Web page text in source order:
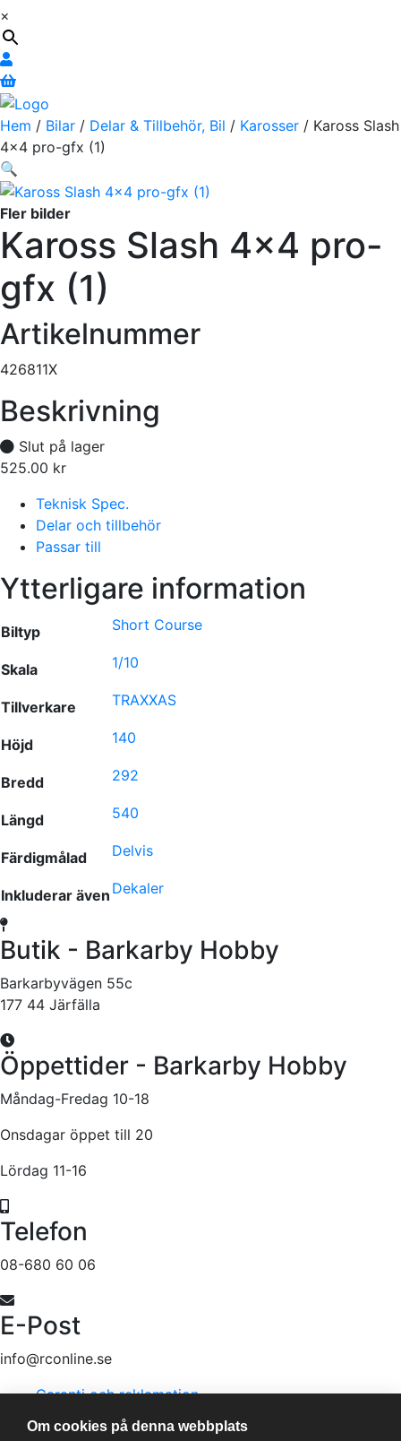
×
Hem / Bilar / Delar & Tillbehör, Bil / Karosser / Kaross Slash
4×4 pro-gfx (1)
🔍
Fler bilder
Kaross Slash 4×4 pro-
gfx (1)
Artikelnummer
426811X
Beskrivning
Slut på lager
525.00 kr
Teknisk Spec.
Delar och tillbehör
Passar till
Ytterligare information
Biltyp Short Course
Skala 1/10
Tillverkare TRAXXAS
Höjd 140
Bredd 292
Längd 540
Färdigmålad Delvis
Inkluderar även Dekaler
Butik - Barkarby Hobby
Barkarbyvägen 55c
177 44 Järfälla
Öppettider - Barkarby Hobby
Måndag-Fredag 10-18
Onsdagar öppet till 20
Lördag 11-16
Telefon
08-680 60 06
E-Post
info@rconline.se
Garanti och reklamation
Frakt och köpevillkor
Integritetspolicy
Om cookies på denna webbplats